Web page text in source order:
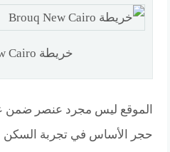
خريطة Brouq New Cairo
الموقع ليس مجرد عنصر ضمن
حجر الأساس في تجربة السكن